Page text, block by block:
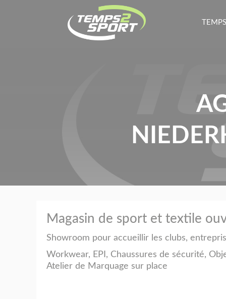
Magasin de sport et textile
Showroom pour accueillir les clubs,
Workwear, EPI, Chaussures de sécurité,
Atelier de Marquage sur place